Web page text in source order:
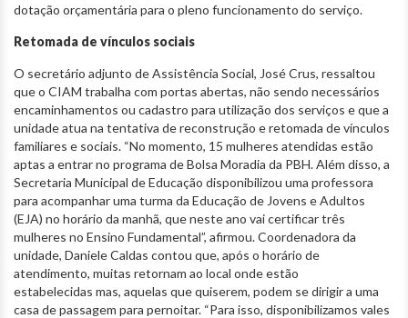
dotação orçamentária para o pleno funcionamento do serviço.
Retomada de vínculos sociais
O secretário adjunto de Assistência Social, José Crus, ressaltou
que o CIAM trabalha com portas abertas, não sendo necessários
encaminhamentos ou cadastro para utilização dos serviços e que a
unidade atua na tentativa de reconstrução e retomada de vínculos
familiares e sociais. “No momento, 15 mulheres atendidas estão
aptas a entrar no programa de Bolsa Moradia da PBH. Além disso, a
Secretaria Municipal de Educação disponibilizou uma professora
para acompanhar uma turma da Educação de Jovens e Adultos
(EJA) no horário da manhã, que neste ano vai certificar três
mulheres no Ensino Fundamental”, afirmou. Coordenadora da
unidade, Daniele Caldas contou que, após o horário de
atendimento, muitas retornam ao local onde estão
estabelecidas mas, aquelas que quiserem, podem se dirigir a uma
casa de passagem para pernoitar. “Para isso, disponibilizamos vales